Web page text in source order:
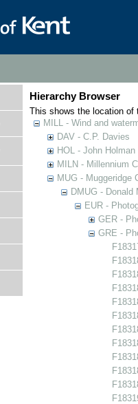
Hierarchy Browser
This shows the location of
MILL - Wind and
DAV - C.P. Davies
HOL - John
MILN - Millennium
MUG - Muggeridge
DMUG - Donald
EUR -
GER -
GRE -